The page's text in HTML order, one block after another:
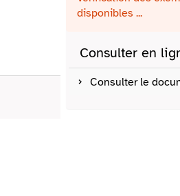
disponibles ...
Consulter en
Consulter le